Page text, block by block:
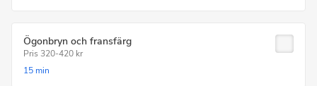
Ögonbryn och fransfärg
Pris 320-420 kr
15 min